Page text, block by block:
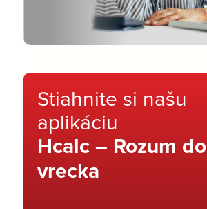
Stiahnite si našu
aplikáciu
Hcalc – Rozum do
vrecka